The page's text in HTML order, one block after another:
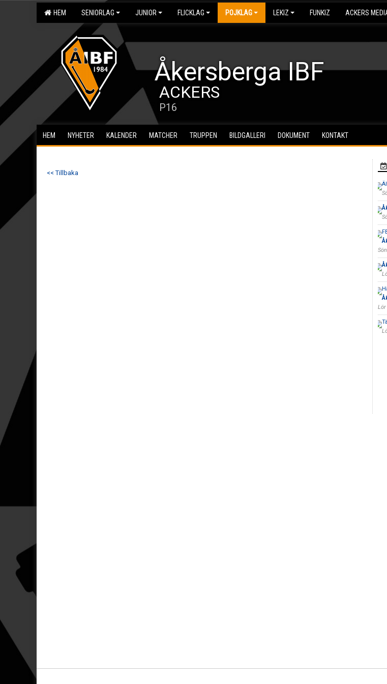
HEM SENIORLAG JUNIOR FLICKLAG POJKLAG LEKIZ FUNKIZ ACKERS
Åkersberga IBF
ACKERS
P16
HEM NYHETER KALENDER MATCHER TRUPPEN BILDGALLERI DOKUMENT KONTAKT
<< Tillbaka
Lör